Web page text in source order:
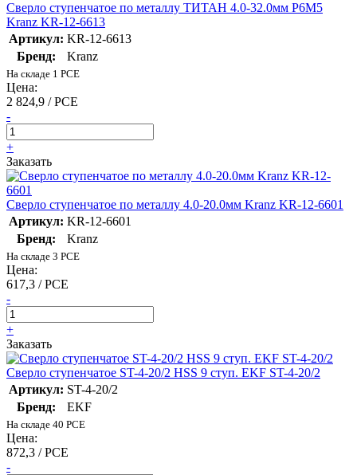
Сверло ступенчатое по металлу ТИТАН 4.0-32.0мм Р6М5
Kranz KR-12-6613
Артикул: KR-12-6613
Бренд:
Kranz
На складе 1 PCE
Цена:
2 824,9 / PCE
-
+
Заказать
Сверло ступенчатое по металлу 4.0-20.0мм Kranz KR-12-6601
Артикул: KR-12-6601
Бренд:
Kranz
На складе 3 PCE
Цена:
617,3 / PCE
-
+
Заказать
Сверло ступенчатое ST-4-20/2 HSS 9 ступ. EKF ST-4-20/2
Артикул: ST-4-20/2
Бренд:
EKF
На складе 40 PCE
Цена:
872,3 / PCE
-